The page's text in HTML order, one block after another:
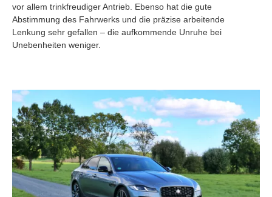
vor allem trinkfreudiger Antrieb. Ebenso hat die gute
Abstimmung des Fahrwerks und die präzise arbeitende
Lenkung sehr gefallen – die aufkommende Unruhe bei
Unebenheiten weniger.